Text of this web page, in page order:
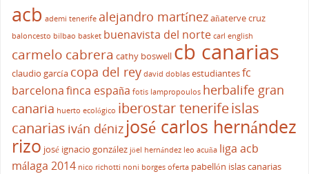
acb ademi tenerife alejandro martínezañaterve cruz
baloncesto bilbao basket buenavista del norte carl english
carmelo cabrera cathy boswell cb canarias
claudio garcía copa del rey david doblas estudiantesfc
barcelonafinca españa fotis lampropoulos herbalife gran
canaria huerto ecológico iberostar tenerifeislas
canarias iván déniz josé carlos hernández
rizo josé ignacio gonzález jöel hernández leo acuña liga acb
málaga 2014 nico richotti noni borges oferta pabellón islas canarias